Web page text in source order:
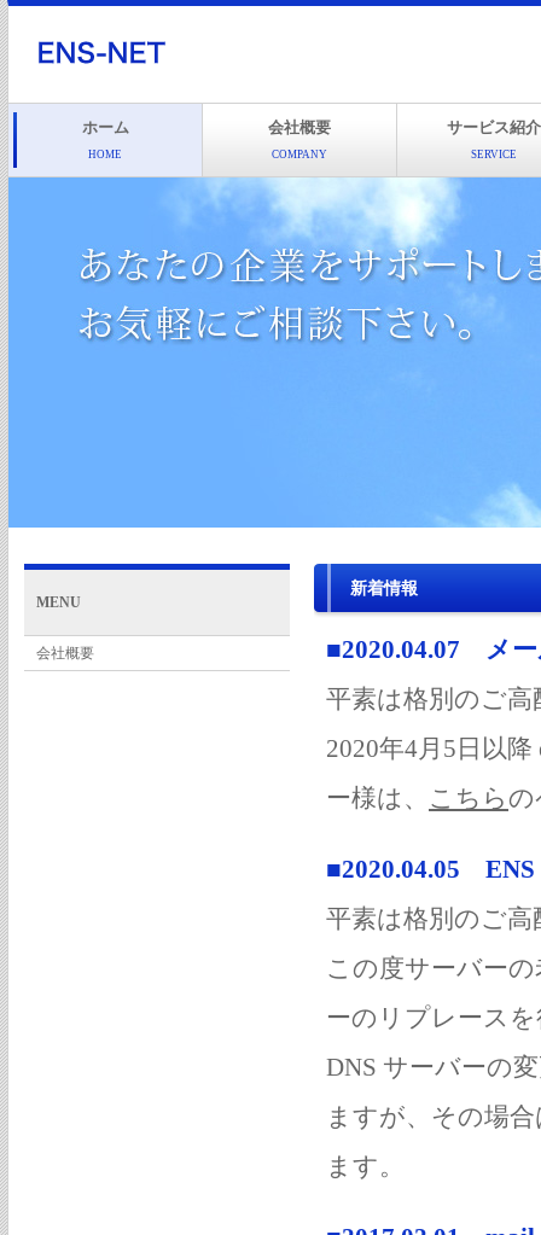
ホーム
HOME
会社概要
COMPANY
サービス紹介
SERVICE
新着情報
■2020.04.07 メ
平素は格別のご
2020年4月5日以
ー様は、 こちら の
■2020.04.05
平素は格別のご
この度サーバーの
ーのリプレース
DNS サーバーの
ますが、その場
ます。
MENU
会社概要